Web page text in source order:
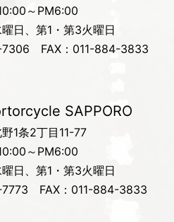
～PM6:00
日、第1・第3火曜日
7306 FAX：011-884-3833
SAPPORO
1条2丁目11-77
～PM6:00
日、第1・第3火曜日
7773 FAX：011-884-3833